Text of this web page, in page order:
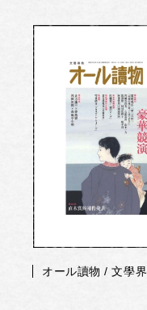
オール讀物 / 文學界